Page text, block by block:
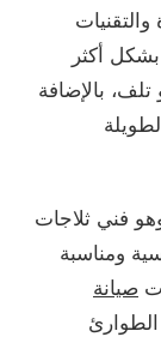
أكثر
بالإضافة
فني ثلاجات
ومناسبة
صيانة